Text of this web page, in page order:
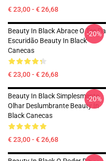
€ 23,00 - € 26,68
Beauty In Black Abrace O Tee Da
Escuridão Beauty In Black
Canecas
€ 23,00 - € 26,68
-20%
Beauty In Black Simplesmente
Olhar Deslumbrante Beauty In
Black Canecas
€ 23,00 - € 26,68
-20%